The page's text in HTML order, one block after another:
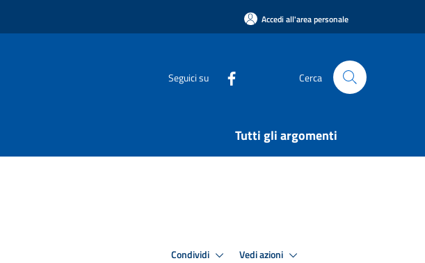
Accedi all'area personale
Seguici su Cerca
Tutti gli argomenti
Condividi Vedi azioni